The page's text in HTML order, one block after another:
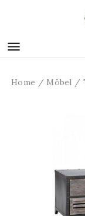

Home Möbel